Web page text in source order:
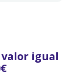
valor igual